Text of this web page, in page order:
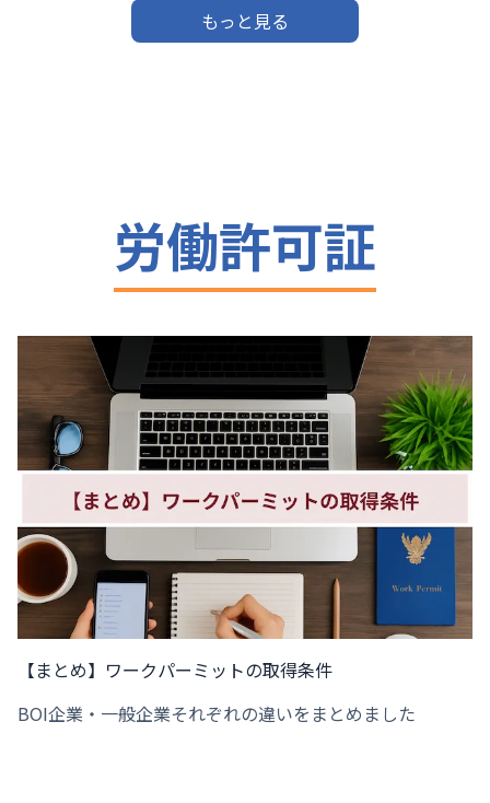
もっと見る
労働許可証
【まとめ】ワークパーミットの取得条件
BOI企業・一般企業それぞれの違いをまとめました